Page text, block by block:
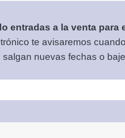
entradas a la venta para
te avisaremos
nuevas fechas o